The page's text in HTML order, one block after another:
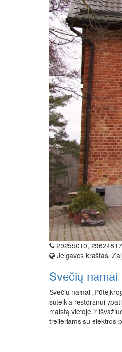
29255010, 29624817
Jelgavos kraštas,
Svečių
Svečių namai
suteikia restoranui
maistą vietoje ir
treileriams su elektros